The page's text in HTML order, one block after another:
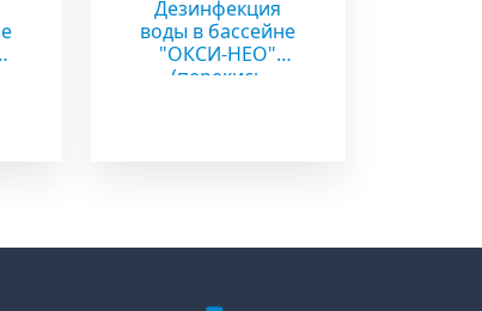
Дезинфекция
воды в бассейне
"ОКСИ-НЕО"
(перекись